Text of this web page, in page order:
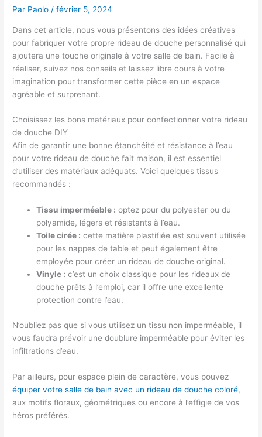
Par Paolo /février 5, 2024
Dans cet article, nous vous présentons des idées créatives
pour fabriquer votre propre rideau de douche personnalisé qui
ajoutera une touche originale à votre salle de bain. Facile à
réaliser, suivez nos conseils et laissez libre cours à votre
imagination pour transformer cette pièce en un espace
agréable et surprenant.
Choisissez les bons matériaux pour confectionner votre rideau
de douche DIY
Afin de garantir une bonne étanchéité et résistance à l’eau
pour votre rideau de douche fait maison, il est essentiel
d’utiliser des matériaux adéquats. Voici quelques tissus
recommandés :
Tissu imperméable : optez pour du polyester ou du
polyamide, légers et résistants à l’eau.
Toile cirée : cette matière plastifiée est souvent utilisée
pour les nappes de table et peut également être
employée pour créer un rideau de douche original.
Vinyle : c’est un choix classique pour les rideaux de
douche prêts à l’emploi, car il offre une excellente
protection contre l’eau.
N’oubliez pas que si vous utilisez un tissu non imperméable, il
vous faudra prévoir une doublure imperméable pour éviter les
infiltrations d’eau.
Par ailleurs, pour espace plein de caractère, vous pouvez
équiper votre salle de bain avec un rideau de douche coloré,
aux motifs floraux, géométriques ou encore à l’effigie de vos
héros préférés.